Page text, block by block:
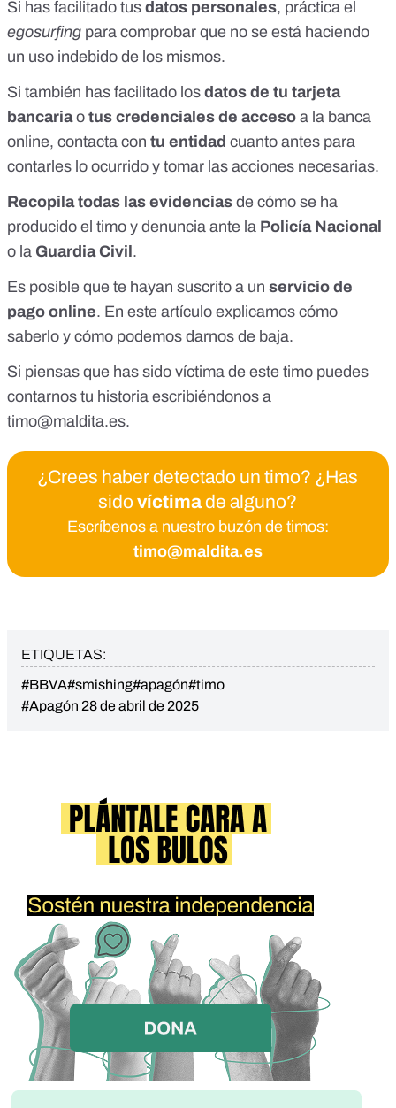
Si has facilitado tus datos personales, práctica el
egosurfing para comprobar que no se está haciendo
un uso indebido de los mismos.
Si también has facilitado los datos de tu tarjeta
bancariao tus credenciales de acceso a la banca
online, contacta con tu entidad cuanto antes para
contarles lo ocurrido y tomar las acciones necesarias.
Recopila todas las evidencias de cómo se ha
producido el timo y denuncia ante la Policía Nacional
o la Guardia Civil.
Es posible que te hayan suscrito a un servicio de
pago online. En este artículo explicamos cómo
saberlo y cómo podemos darnos de baja.
Si piensas que has sido víctima de este timo puedes
contarnos tu historia escribiéndonos a
timo@maldita.es.
¿Crees haber detectado un timo? ¿Has
sidovíctimade alguno?
Escríbenos a nuestro buzón de timos:
timo@maldita.es
ETIQUETAS:
#BBVA#smishing#apagón#timo
#Apagón 28 de abril de 2025